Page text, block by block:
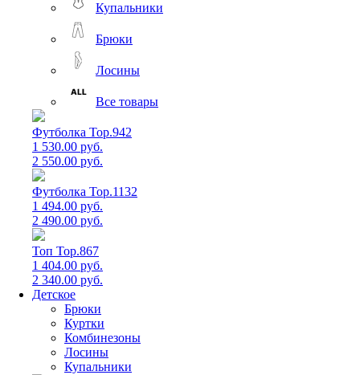
Купальники
Брюки
Лосины
Все товары
Футболка Top.942
1 530.00 руб.
2 550.00 руб.
Футболка Top.1132
1 494.00 руб.
2 490.00 руб.
Топ Top.867
1 404.00 руб.
2 340.00 руб.
Детское
Брюки
Куртки
Комбинезоны
Лосины
Купальники